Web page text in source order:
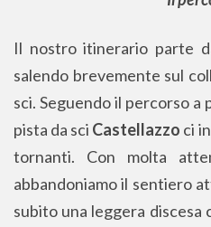
Il nostro itinerario parte
salendo brevemente sul
sci. Seguendo il percorso a
pista da sci Castellazzo ci
tornanti. Con molta
abbandoniamo il sentiero
subito una leggera discesa